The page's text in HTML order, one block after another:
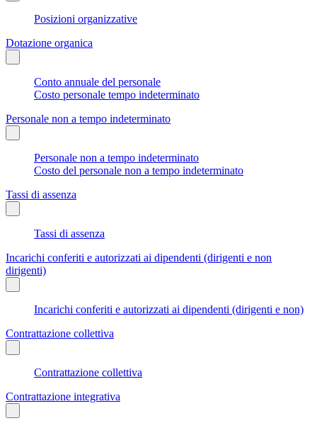
Posizioni organizzative
Dotazione organica
Conto annuale del personale
Costo personale tempo indeterminato
Personale non a tempo indeterminato
Personale non a tempo indeterminato
Costo del personale non a tempo indeterminato
Tassi di assenza
Tassi di assenza
Incarichi conferiti e autorizzati ai dipendenti (dirigenti e non
dirigenti)
Incarichi conferiti e autorizzati ai dipendenti (dirigenti e non)
Contrattazione collettiva
Contrattazione collettiva
Contrattazione integrativa